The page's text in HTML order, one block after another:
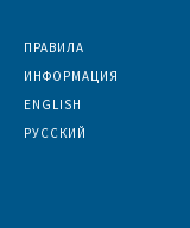
ПРАВИЛА
ИНФОРМАЦИЯ
ENGLISH
РУССКИЙ